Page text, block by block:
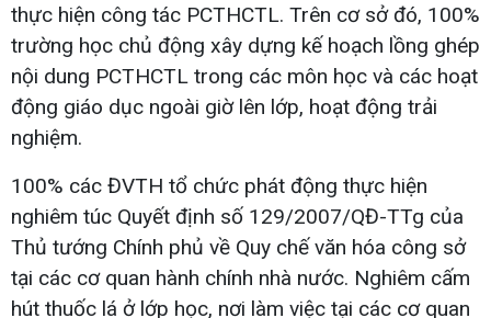
thực hiện công tác PCTHCTL. Trên cơ sở đó, 100%
trường học chủ động xây dựng kế hoạch lồng ghép
nội dung PCTHCTL trong các môn học và các hoạt
động giáo dục ngoài giờ lên lớp, hoạt động trải
nghiệm.
100% các ĐVTH tổ chức phát động thực hiện
nghiêm túc Quyết định số 129/2007/QĐ-TTg của
Thủ tướng Chính phủ về Quy chế văn hóa công sở
tại các cơ quan hành chính nhà nước. Nghiêm cấm
hút thuốc lá ở lớp học, nơi làm việc tại các cơ quan